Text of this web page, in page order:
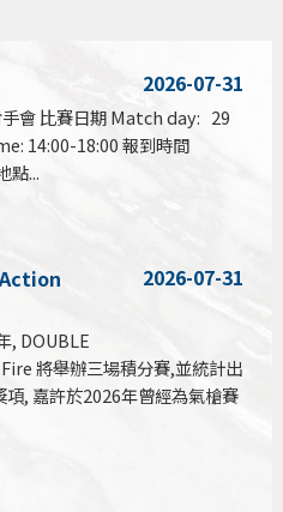
2026-07-31
手會 比賽日期 Match day: 29
14:00-18:00 報到時間
點...
Action
2026-07-31
, DOUBLE
將舉辦三場積分賽,並統計出
項, 嘉許於2026年曾經為氣槍賽